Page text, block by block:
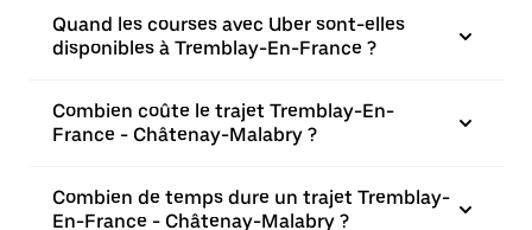
Quand les courses avec Uber sont-elles
disponibles à Tremblay-En-France ?
Combien coûte le trajet Tremblay-En-
France - Châtenay-Malabry ?
Combien de temps dure un trajet Tremblay-
En-France - Châtenay-Malabry ?